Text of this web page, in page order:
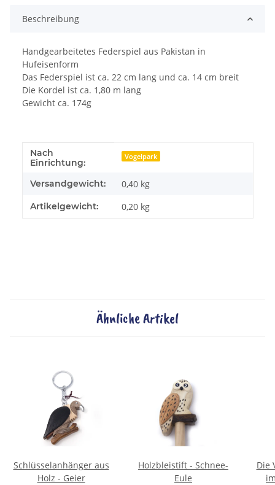
Beschreibung
Handgearbeitetes Federspiel aus Pakistan in
Hufeisenform
Das Federspiel ist ca. 22 cm lang und ca. 14 cm breit
Die Kordel ist ca. 1,80 m lang
Gewicht ca. 174g
Produkteigenschaft
Wert
Nach
Einrichtung:
Vogelpark
Versandgewicht: 0,40 kg
Artikelgewicht: 0,20 kg
Ähnliche Artikel
Schlüsselanhänger aus
Holz - Geier
Holzbleistift - Schnee-
Eule
Die